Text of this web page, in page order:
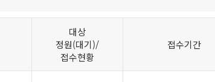
대상
정원(대기)/
접수현황
접수기간